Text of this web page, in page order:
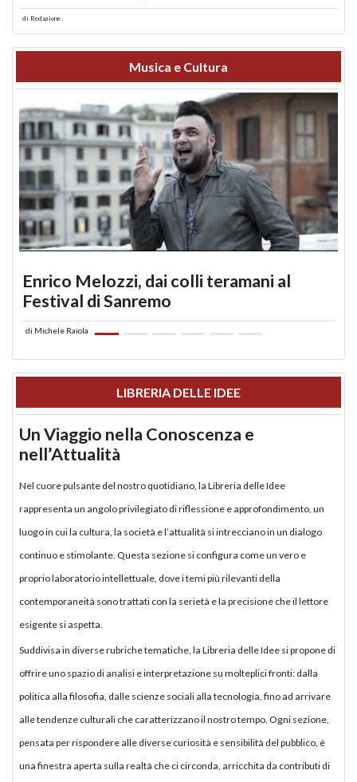
di Redazione
Musica e Cultura
Enrico Melozzi, dai colli teramani al
Festival di Sanremo
di Michele Raiola
LIBRERIA DELLE IDEE
Un Viaggio nella Conoscenza e
nell’Attualità
Nel cuore pulsante del nostro quotidiano, la Libreria delle Idee
rappresenta un angolo privilegiato di riflessione e approfondimento, un
luogo in cui la cultura, la società e l’attualità si intrecciano in un dialogo
continuo e stimolante. Questa sezione si configura come un vero e
proprio laboratorio intellettuale, dove i temi più rilevanti della
contemporaneità sono trattati con la serietà e la precisione che il lettore
esigente si aspetta.
Suddivisa in diverse rubriche tematiche, la Libreria delle Idee si propone di
offrire uno spazio di analisi e interpretazione su molteplici fronti: dalla
politica alla filosofia, dalle scienze sociali alla tecnologia, fino ad arrivare
alle tendenze culturali che caratterizzano il nostro tempo. Ogni sezione,
pensata per rispondere alle diverse curiosità e sensibilità del pubblico, è
una finestra aperta sulla realtà che ci circonda, arricchita da contributi di